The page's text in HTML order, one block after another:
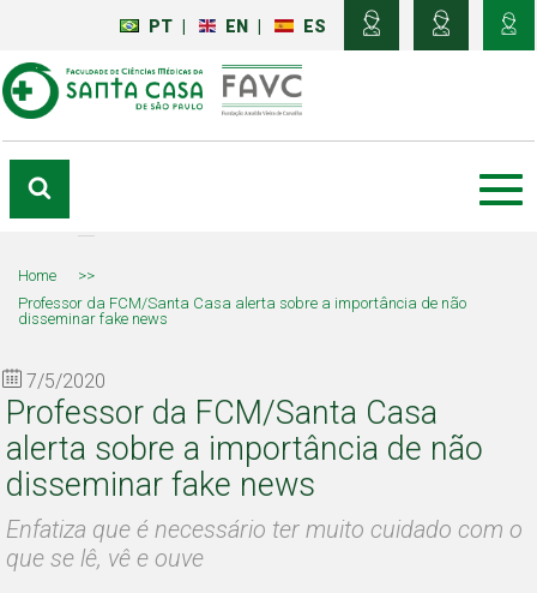
PT EN ES
Home
>>
Professor da FCM/Santa Casa alerta sobre a importância de não
disseminar fake news
7/5/2020
Professor da FCM/Santa Casa
alerta sobre a importância de não
disseminar fake news
Enfatiza que é necessário ter muito cuidado com o
que se lê, vê e ouve